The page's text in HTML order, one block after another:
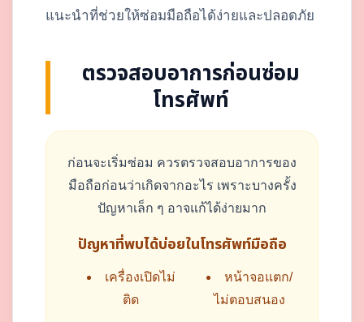
แนะนำที่ช่วยให้ซ่อมมือถือได้ง่ายและปลอดภัย
ตรวจสอบอาการก่อนซ่อม
โทรศัพท์
ก่อนจะเริ่มซ่อม ควรตรวจสอบอาการของ
มือถือก่อนว่าเกิดจากอะไร เพราะบางครั้ง
ปัญหาเล็ก ๆ อาจแก้ได้ง่ายมาก
ปัญหาที่พบได้บ่อยในโทรศัพท์มือถือ
เครื่องเปิดไม่
ติด
หน้าจอแตก/
ไม่ตอบสนอง